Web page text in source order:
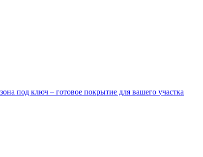
под ключ – готовое покрытие для вашего участка